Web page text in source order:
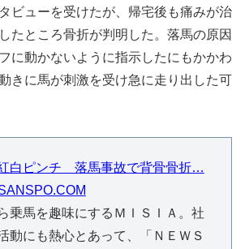
ビューを受けたが、帰宅後も痛みが治
たところ骨折が判明した。落馬の原因
に動かないように指示したにもかかわ
きに馬が刺激を受け急に走り出した可
白ピンチ 落馬事故で背骨骨折…
乗馬を趣味にするＭＩＳＩＡ。社
動にも熱心とあって、「ＮＥＷＳ